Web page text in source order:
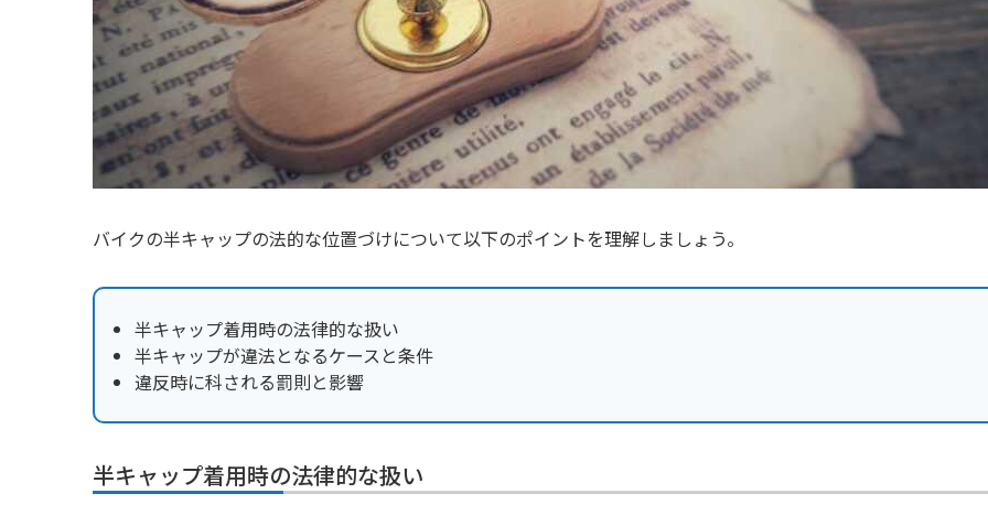
バイクの半キャップの法的な位置づけについて以下のポイントを理解しましょう。
半キャップ着用時の法律的な扱い
半キャップが違法となるケースと条件
違反時に科される罰則と影響
半キャップ着用時の法律的な扱い